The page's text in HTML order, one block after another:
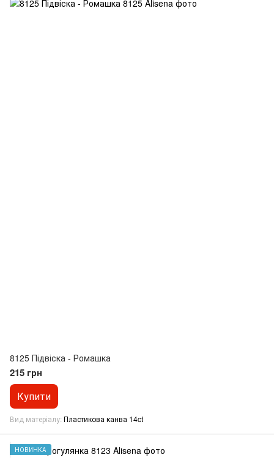
8125 Підвіска - Ромашка
215 грн
Купити
Вид матеріалу Пластикова канва 14ct
НОВИНКА